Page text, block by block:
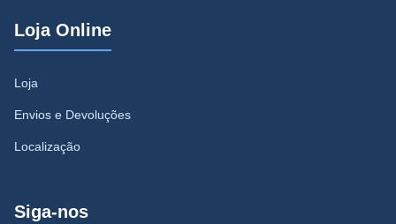
Loja Online
Loja
Envios e Devoluções
Localização
Siga-nos